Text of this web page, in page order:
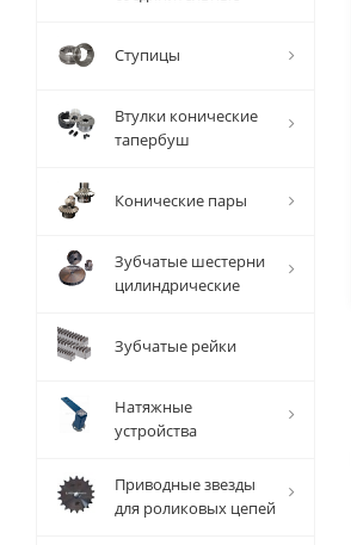
Ступицы
Втулки конические
тапербуш
Конические пары
Зубчатые шестерни
цилиндрические
Зубчатые рейки
Натяжные
устройства
Приводные звезды
для роликовых цепей